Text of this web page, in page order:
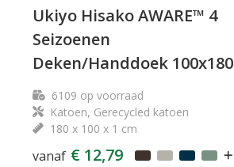
Ukiyo Hisako AWARE™ 4
Seizoenen
Deken/Handdoek 100x180
6109 op voorraad
Katoen, Gerecycled katoen
180 x 100 x 1 cm
vanaf € 12,79